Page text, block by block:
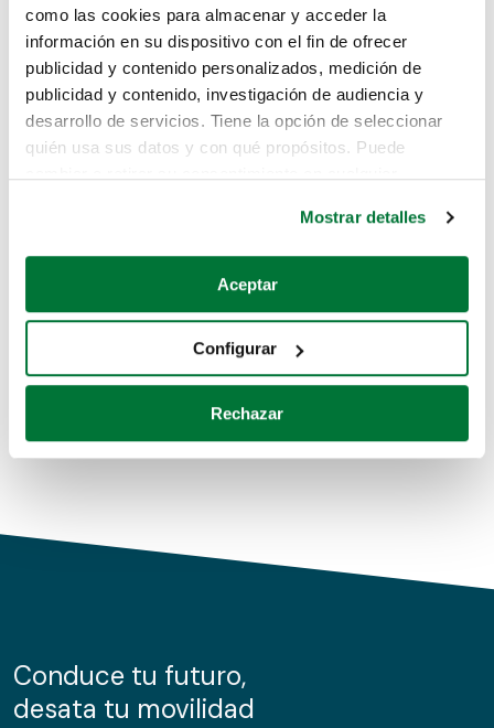
como las cookies para almacenar y acceder la
información en su dispositivo con el fin de ofrecer
publicidad y contenido personalizados, medición de
publicidad y contenido, investigación de audiencia y
desarrollo de servicios. Tiene la opción de seleccionar
quién usa sus datos y con qué propósitos. Puede
Si lo permite, también quisiéramos:
Recopilar información sobre su ubicación geográfica
Identificar su dispositivo analizándolo activamente
para buscar características específicas (huellas
Obtenga más información sobre cómo se procesan sus
de cookies.
información sobre el uso que haga del sitio web con
nuestros partners de redes sociales, publicidad y análisis
Mostrar detalles
Aceptar
Configurar
Rechazar
Lo sentimos, no sabemos como
te hemos traido hasta aquí.
Pero puedes encontrar el coche que estás
buscando en alguno de estos enlaces:
Coches de segunda mano
Coches de km0
Conduce tu futuro,
desata tu movilidad